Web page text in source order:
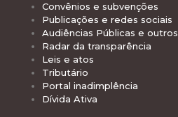
Convênios e subvenções
Publicações e redes sociais
Audiências Públicas e outros
Radar da transparência
Leis e atos
Tributário
Portal inadimplência
Dívida Ativa